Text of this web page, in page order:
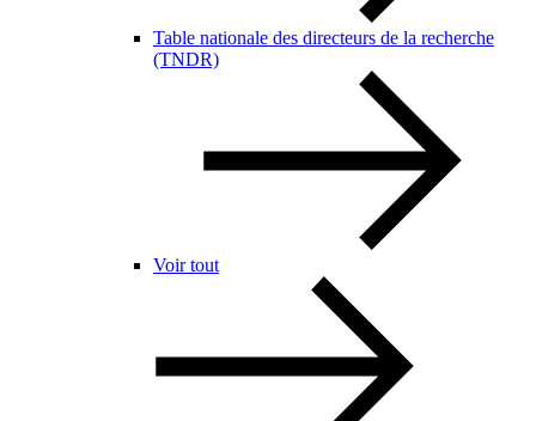
Table nationale des directeurs de la recherche
(TNDR)
Voir tout